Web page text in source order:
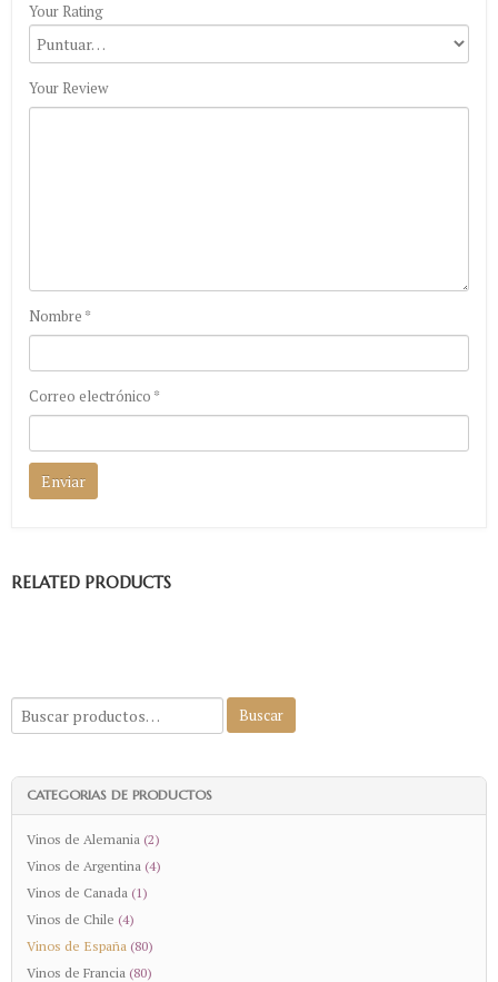
Your Rating
Your Review
Nombre *
Correo electrónico *
RELATED PRODUCTS
CATEGORIAS DE PRODUCTOS
Vinos de Alemania (2)
Vinos de Argentina (4)
Vinos de Canada (1)
Vinos de Chile (4)
Vinos de España (80)
Vinos de Francia (80)